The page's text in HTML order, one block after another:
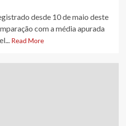
desde 10 de maio deste
com a média apurada
Read More